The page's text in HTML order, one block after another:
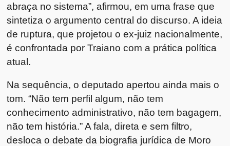
abraça no sistema”, afirmou, em uma frase que
sintetiza o argumento central do discurso. A ideia
de ruptura, que projetou o ex-juiz nacionalmente,
é confrontada por Traiano com a prática política
atual.
Na sequência, o deputado apertou ainda mais o
tom. “Não tem perfil algum, não tem
conhecimento administrativo, não tem bagagem,
não tem história.” A fala, direta e sem filtro,
desloca o debate da biografia jurídica de Moro